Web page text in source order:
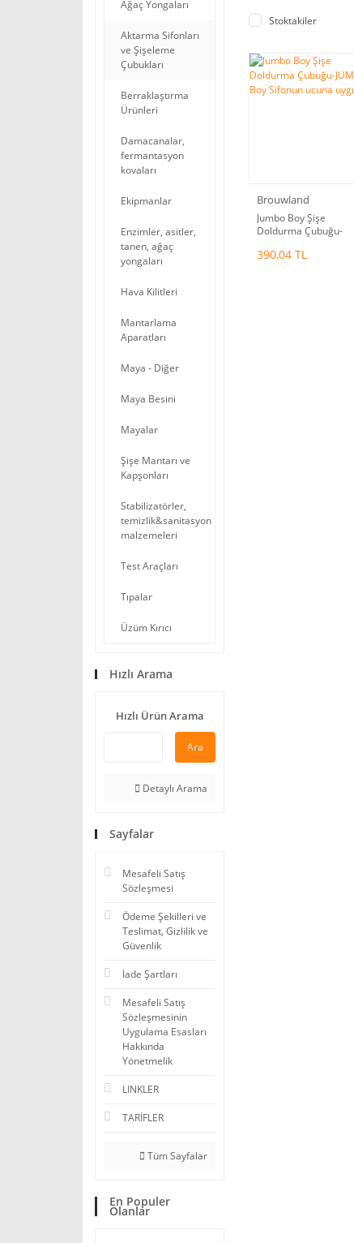
Ağaç Yongaları
Aktarma Sifonları
ve Şişeleme
Çubukları
Berraklaştırma
Ürünleri
Damacanalar,
fermantasyon
kovaları
Ekipmanlar
Enzimler, asitler,
tanen, ağaç
yongaları
Hava Kilitleri
Mantarlama
Aparatları
Maya - Diğer
Maya Besini
Mayalar
Şişe Mantarı ve
Kapşonları
Stabilizatörler,
temizlik&sanitasyon
malzemeleri
Test Araçları
Tıpalar
Üzüm Kırıcı
Hızlı Arama
Hızlı Ürün Arama
Ara
Detaylı Arama
Sayfalar
Mesafeli Satış
Sözleşmesi
Ödeme Şekilleri ve
Teslimat, Gizlilik ve
Güvenlik
İade Şartları
Mesafeli Satış
Sözleşmesinin
Uygulama Esasları
Hakkında
Yönetmelik
LINKLER
TARİFLER
Tüm Sayfalar
En Populer
Olanlar
Stoktakiler
Brouwland
Jumbo Boy Şişe
Doldurma Çubuğu-
ucuna uygun
390,04 TL